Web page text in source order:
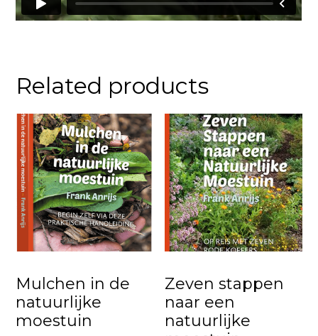
Related products
Mulchen in de
natuurlijke
moestuin
Zeven stappen
naar een
natuurlijke